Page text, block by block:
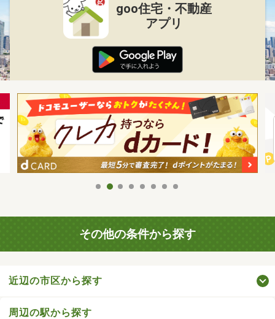
goo住宅・不動産
アプリ
その他の条件から探す
近辺の市区から探す
周辺の駅から探す